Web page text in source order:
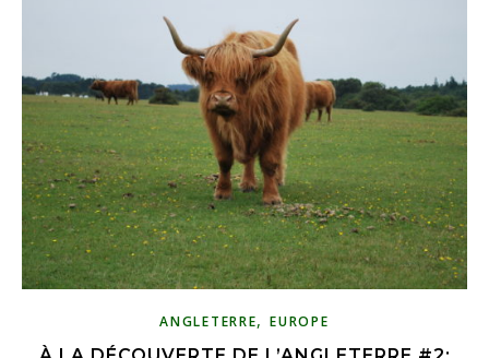
ANGLETERRE,EUROPE